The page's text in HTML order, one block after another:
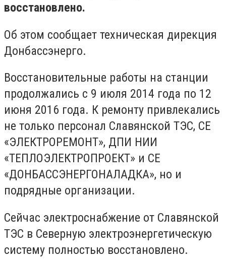
восстановлено.
Об этом сообщает техническая дирекция
Донбассэнерго.
Восстановительные работы на станции
продолжались с 9 июля 2014 года по 12
июня 2016 года. К ремонту привлекались
не только персонал Славянской ТЭС, СЕ
«ЭЛЕКТРОРЕМОНТ», ДПИ НИИ
«ТЕПЛОЭЛЕКТРОПРОЕКТ» и СЕ
«ДОНБАССЭНЕРГОНАЛАДКА», но и
подрядные организации.
Сейчас электроснабжение от Славянской
ТЭС в Северную электроэнергетическую
систему полностью восстановлено.